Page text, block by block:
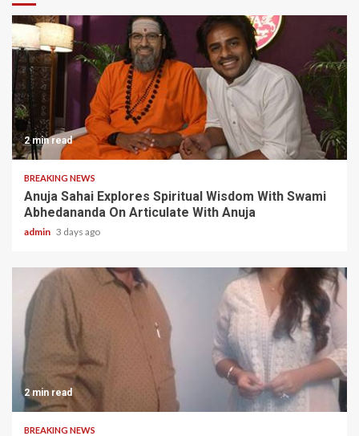
2 min read
BREAKING NEWS
Anuja Sahai Explores Spiritual Wisdom With Swami
Abhedananda On Articulate With Anuja
admin 3 days ago
2 min read
BREAKING NEWS